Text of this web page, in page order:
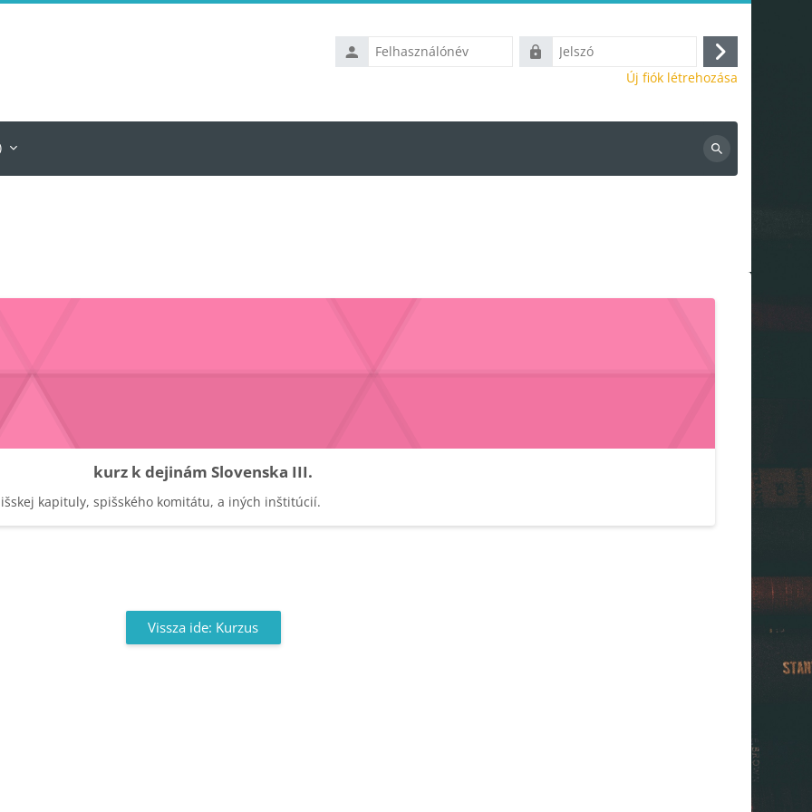
Felhasználónév
Jelszó
Belépés
Új fiók létrehozása
Kurzusok
keresése
kurz k dejinám Slovenska III.
kapituly, spišského komitátu, a iných inštitúcií.
Vissza ide: Kurzus